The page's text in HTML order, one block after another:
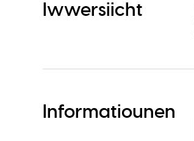
Iwwersiicht
Informatiounen